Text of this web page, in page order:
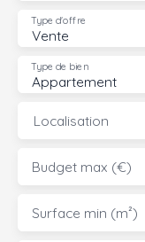
Vente
Type d'offre
Appartement
Type de bien
Localisation
Budget max (€)
Surface min (m²)